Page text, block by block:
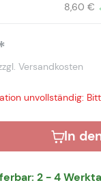
8,60 €
Versandkosten
unvollständig:
In
2 - 4